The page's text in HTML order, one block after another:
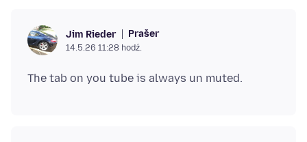
Jim Rieder Prašer
14.5.26 11:28 hodź.